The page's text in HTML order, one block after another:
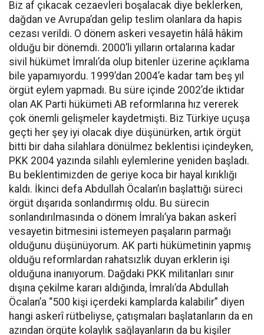
Biz af çıkacak cezaevleri boşalacak diye beklerken,
dağdan ve Avrupa’dan gelip teslim olanlara da hapis
cezası verildi. O dönem askeri vesayetin hâlâ hâkim
olduğu bir dönemdi. 2000’li yılların ortalarına kadar
sivil hükümet İmralı’da olup bitenler üzerine açıklama
bile yapamıyordu. 1999’dan 2004’e kadar tam beş yıl
örgüt eylem yapmadı. Bu süre içinde 2002’de iktidar
olan AK Parti hükümeti AB reformlarına hız vererek
çok önemli gelişmeler kaydetmişti. Biz Türkiye uçuşa
geçti her şey iyi olacak diye düşünürken, artık örgüt
bitti bir daha silahlara dönülmez beklentisi içindeyken,
PKK 2004 yazında silahlı eylemlerine yeniden başladı.
Bu beklentimizden de geriye koca bir hayal kırıklığı
kaldı. İkinci defa Abdullah Öcalan’ın başlattığı süreci
örgüt dışarıda sonlandırmış oldu. Bu sürecin
sonlandırılmasında o dönem İmralı’ya bakan askerî
vesayetin bitmesini istemeyen paşaların parmağı
olduğunu düşünüyorum. AK parti hükümetinin yapmış
olduğu reformlardan rahatsızlık duyan erklerin işi
olduğuna inanıyorum. Dağdaki PKK militanları sınır
dışına çekilme kararı aldığında, İmralı’da Abdullah
Öcalan’a “500 kişi içerdeki kamplarda kalabilir” diyen
hangi askerî rütbeliyse, çatışmaları başlatanların da en
azından örgüte kolaylık sağlayanların da bu kişiler